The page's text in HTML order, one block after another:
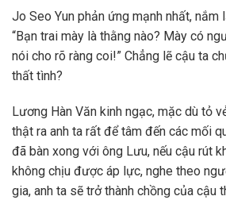
Jo Seo Yun phản ứng mạnh nhất, nắm
“Bạn trai mày là thằng nào? Mày có
nói cho rõ ràng coi!” Chẳng lẽ cậu ta
thất tình?
Lương Hàn Văn kinh ngạc, mặc dù tỏ
thật ra anh ta rất để tâm đến các mối
đã bàn xong với ông Lưu, nếu cậu rút
không chịu được áp lực, nghe theo
gia, anh ta sẽ trở thành chồng của cậu